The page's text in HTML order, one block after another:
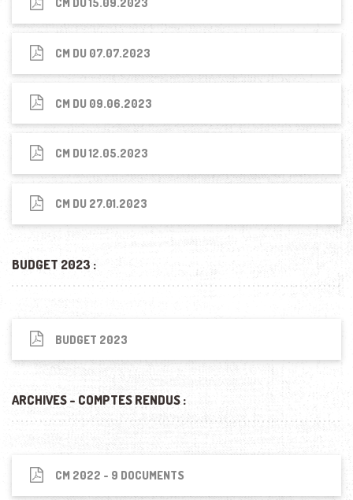
CM DU 07.07.2023
CM DU 09.06.2023
CM DU 12.05.2023
CM DU 27.01.2023
BUDGET 2023 :
BUDGET 2023
ARCHIVES - COMPTES RENDUS :
CM 2022 - 9 DOCUMENTS